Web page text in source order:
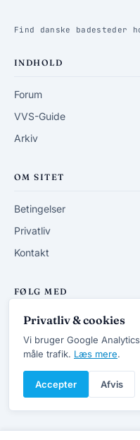
Find danske badesteder
INDHOLD
Forum
VVS-Guide
Arkiv
OM SITET
Betingelser
Privatliv
Kontakt
FØLG MED
RSS-feed
© 2013-2026
Privatliv & cookies
Vi bruger Google
måle trafik. Læs mere.
Accepter Afvis